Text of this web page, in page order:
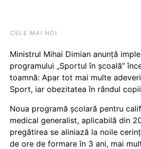
CELE MAI NOI
Ministrul Mihai Dimian anunță
programului „Sportul în școală”
toamnă: Apar tot mai multe
Sport, iar obezitatea în rândul
Noua programă școlară pentru
medical generalist, aplicabilă din
pregătirea se aliniază la noile
de ore de formare în 3 ani, mai